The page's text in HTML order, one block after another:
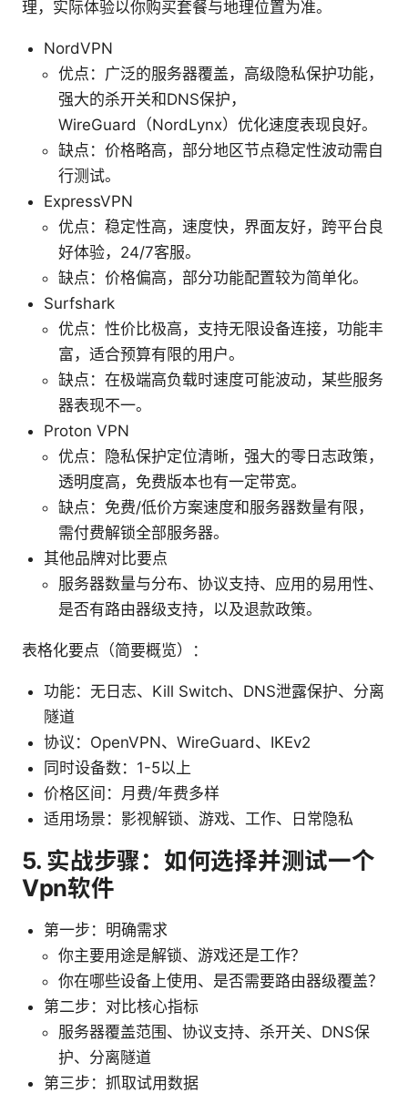
理，实际体验以你购买套餐与地理位置为准。
NordVPN
优点：广泛的服务器覆盖，高级隐私保护功能，
强大的杀开关和DNS保护，
WireGuard（NordLynx）优化速度表现良好。
缺点：价格略高，部分地区节点稳定性波动需自
行测试。
ExpressVPN
优点：稳定性高，速度快，界面友好，跨平台良
好体验，24/7客服。
缺点：价格偏高，部分功能配置较为简单化。
Surfshark
优点：性价比极高，支持无限设备连接，功能丰
富，适合预算有限的用户。
缺点：在极端高负载时速度可能波动，某些服务
器表现不一。
Proton VPN
优点：隐私保护定位清晰，强大的零日志政策，
透明度高，免费版本也有一定带宽。
缺点：免费/低价方案速度和服务器数量有限，
需付费解锁全部服务器。
其他品牌对比要点
服务器数量与分布、协议支持、应用的易用性、
是否有路由器级支持，以及退款政策。
表格化要点（简要概览）：
功能：无日志、Kill Switch、DNS泄露保护、分离
隧道
协议：OpenVPN、WireGuard、IKEv2
同时设备数：1-5以上
价格区间：月费/年费多样
适用场景：影视解锁、游戏、工作、日常隐私
5. 实战步骤：如何选择并测试一个
Vpn软件
第一步：明确需求
你主要用途是解锁、游戏还是工作？
你在哪些设备上使用、是否需要路由器级覆盖？
第二步：对比核心指标
服务器覆盖范围、协议支持、杀开关、DNS保
护、分离隧道
第三步：抓取试用数据